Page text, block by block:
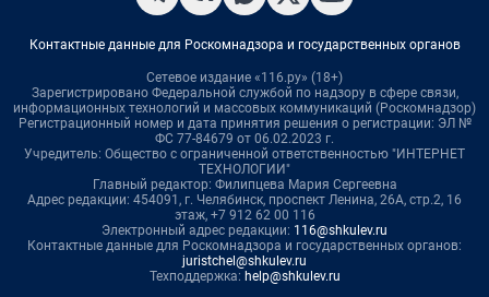
Контактные данные для Роскомнадзора и государственных органов
Сетевое издание «116.ру» (18+)
Зарегистрировано Федеральной службой по надзору в сфере связи,
информационных технологий и массовых коммуникаций (Роскомнадзор)
Регистрационный номер и дата принятия решения о регистрации: ЭЛ №
ФС 77-84679 от 06.02.2023 г.
Учредитель: Общество с ограниченной ответственностью "ИНТЕРНЕТ
ТЕХНОЛОГИИ"
Главный редактор: Филипцева Мария Сергеевна
Адрес редакции: 454091, г. Челябинск, проспект Ленина, 26А, стр.2, 16
этаж, +7 912 62 00 116
Электронный адрес редакции: 116@shkulev.ru
Контактные данные для Роскомнадзора и государственных органов:
juristchel@shkulev.ru
Техподдержка: help@shkulev.ru